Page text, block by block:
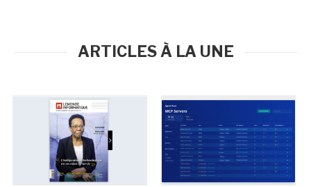
ARTICLES À LA UNE